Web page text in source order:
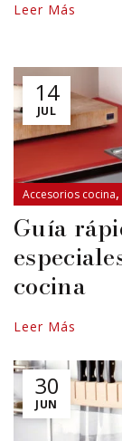
Leer Más
14
JUL
Accesorios cocina,
Guía
cocina
Leer Más
30
JUN